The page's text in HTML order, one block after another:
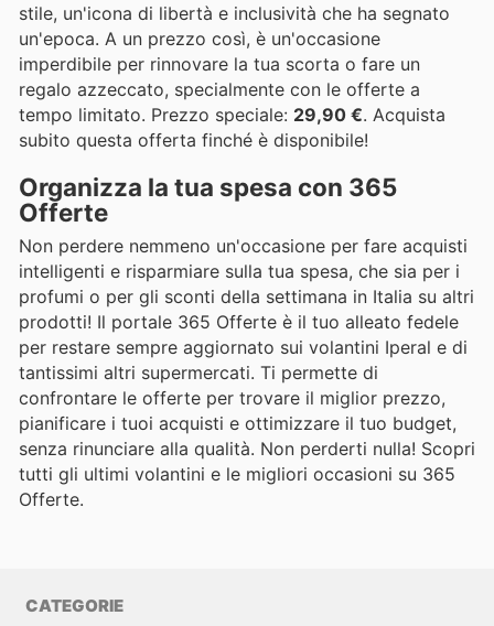
stile, un'icona di libertà e inclusività che ha segnato
un'epoca. A un prezzo così, è un'occasione
imperdibile per rinnovare la tua scorta o fare un
regalo azzeccato, specialmente con le offerte a
tempo limitato. Prezzo speciale: 29,90 €. Acquista
subito questa offerta finché è disponibile!
Organizza la tua spesa con 365
Offerte
Non perdere nemmeno un'occasione per fare acquisti
intelligenti e risparmiare sulla tua spesa, che sia per i
profumi o per gli sconti della settimana in Italia su altri
prodotti! Il portale 365 Offerte è il tuo alleato fedele
per restare sempre aggiornato sui volantini Iperal e di
tantissimi altri supermercati. Ti permette di
confrontare le offerte per trovare il miglior prezzo,
pianificare i tuoi acquisti e ottimizzare il tuo budget,
senza rinunciare alla qualità. Non perderti nulla! Scopri
tutti gli ultimi volantini e le migliori occasioni su 365
Offerte.
CATEGORIE